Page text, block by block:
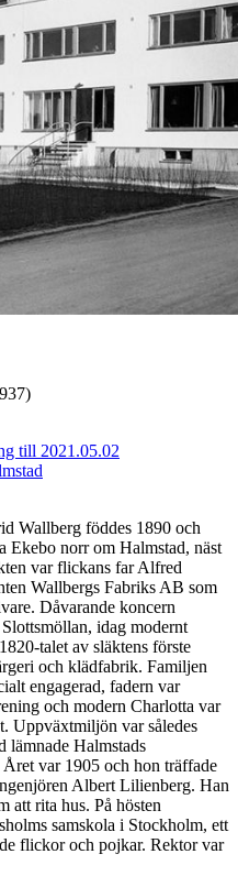
till 2021.05.02
Wallberg föddes 1890 och
norr om Halmstad, näst
var flickans far Alfred
Wallbergs Fabriks AB som
Dåvarande koncern
idag modernt
talet av släktens förste
och klädfabrik. Familjen
engagerad, fadern var
och modern Charlotta var
Uppväxtmiljön var således
lämnade Halmstads
var 1905 och hon träffade
Albert Lilienberg. Han
att rita hus. På hösten
samskola i Stockholm, ett
flickor och pojkar. Rektor var